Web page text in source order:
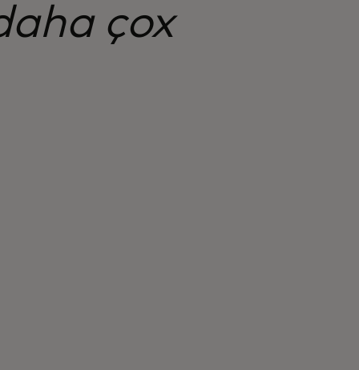
çox